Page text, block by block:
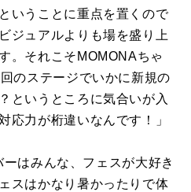
いうことに重点を置くので
ジュアルよりも場を盛り上
。それこそ MOMONAちゃ
のステージでいかに新規の
というところに気合いが入
応力が桁違いなんです！」
ーはみんな、フェスが大好き
スはかなり暑かったりで体